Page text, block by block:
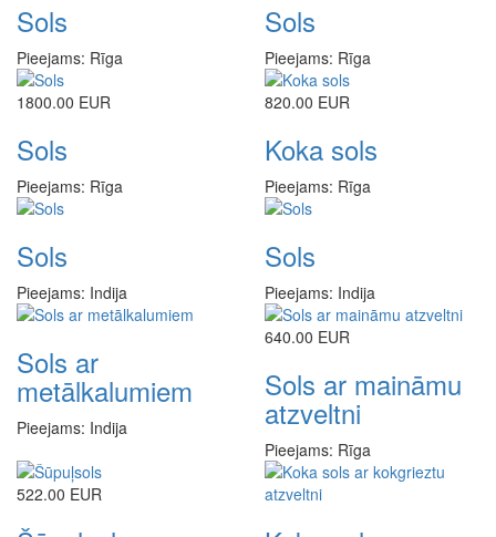
Sols
Pieejams: Rīga
Sols
Pieejams: Rīga
1800.00 EUR
Sols
Pieejams: Rīga
820.00 EUR
Koka sols
Pieejams: Rīga
Sols
Pieejams: Indija
Sols
Pieejams: Indija
Sols ar
metālkalumiem
Pieejams: Indija
640.00 EUR
Sols ar maināmu
atzveltni
Pieejams: Rīga
522.00 EUR